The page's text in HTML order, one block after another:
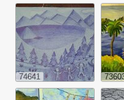
74641